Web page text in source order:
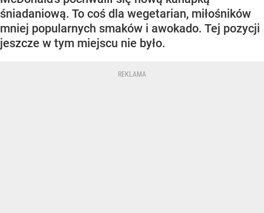
śniadaniową. To coś dla wegetarian, miłośników
mniej popularnych smaków i awokado. Tej pozycji
jeszcze w tym miejscu nie było.